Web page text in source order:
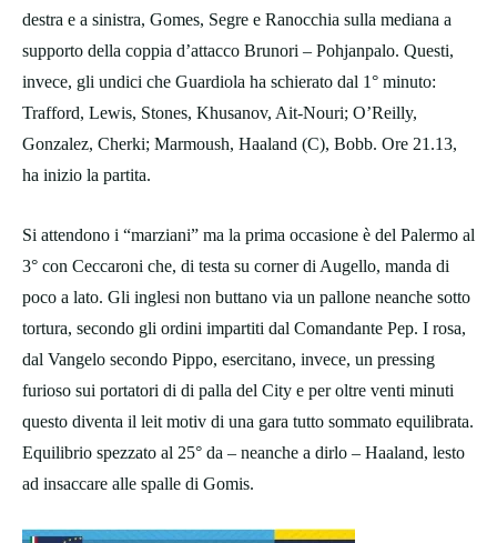
destra e a sinistra, Gomes, Segre e Ranocchia sulla mediana a
supporto della coppia d’attacco Brunori – Pohjanpalo. Questi,
invece, gli undici che Guardiola ha schierato dal 1° minuto:
Trafford, Lewis, Stones, Khusanov, Ait-Nouri; O’Reilly,
Gonzalez, Cherki; Marmoush, Haaland (C), Bobb. Ore 21.13,
ha inizio la partita.
Si attendono i “marziani” ma la prima occasione è del Palermo al
3° con Ceccaroni che, di testa su corner di Augello, manda di
poco a lato. Gli inglesi non buttano via un pallone neanche sotto
tortura, secondo gli ordini impartiti dal Comandante Pep. I rosa,
dal Vangelo secondo Pippo, esercitano, invece, un pressing
furioso sui portatori di di palla del City e per oltre venti minuti
questo diventa il leit motiv di una gara tutto sommato equilibrata.
Equilibrio spezzato al 25° da – neanche a dirlo – Haaland, lesto
ad insaccare alle spalle di Gomis.